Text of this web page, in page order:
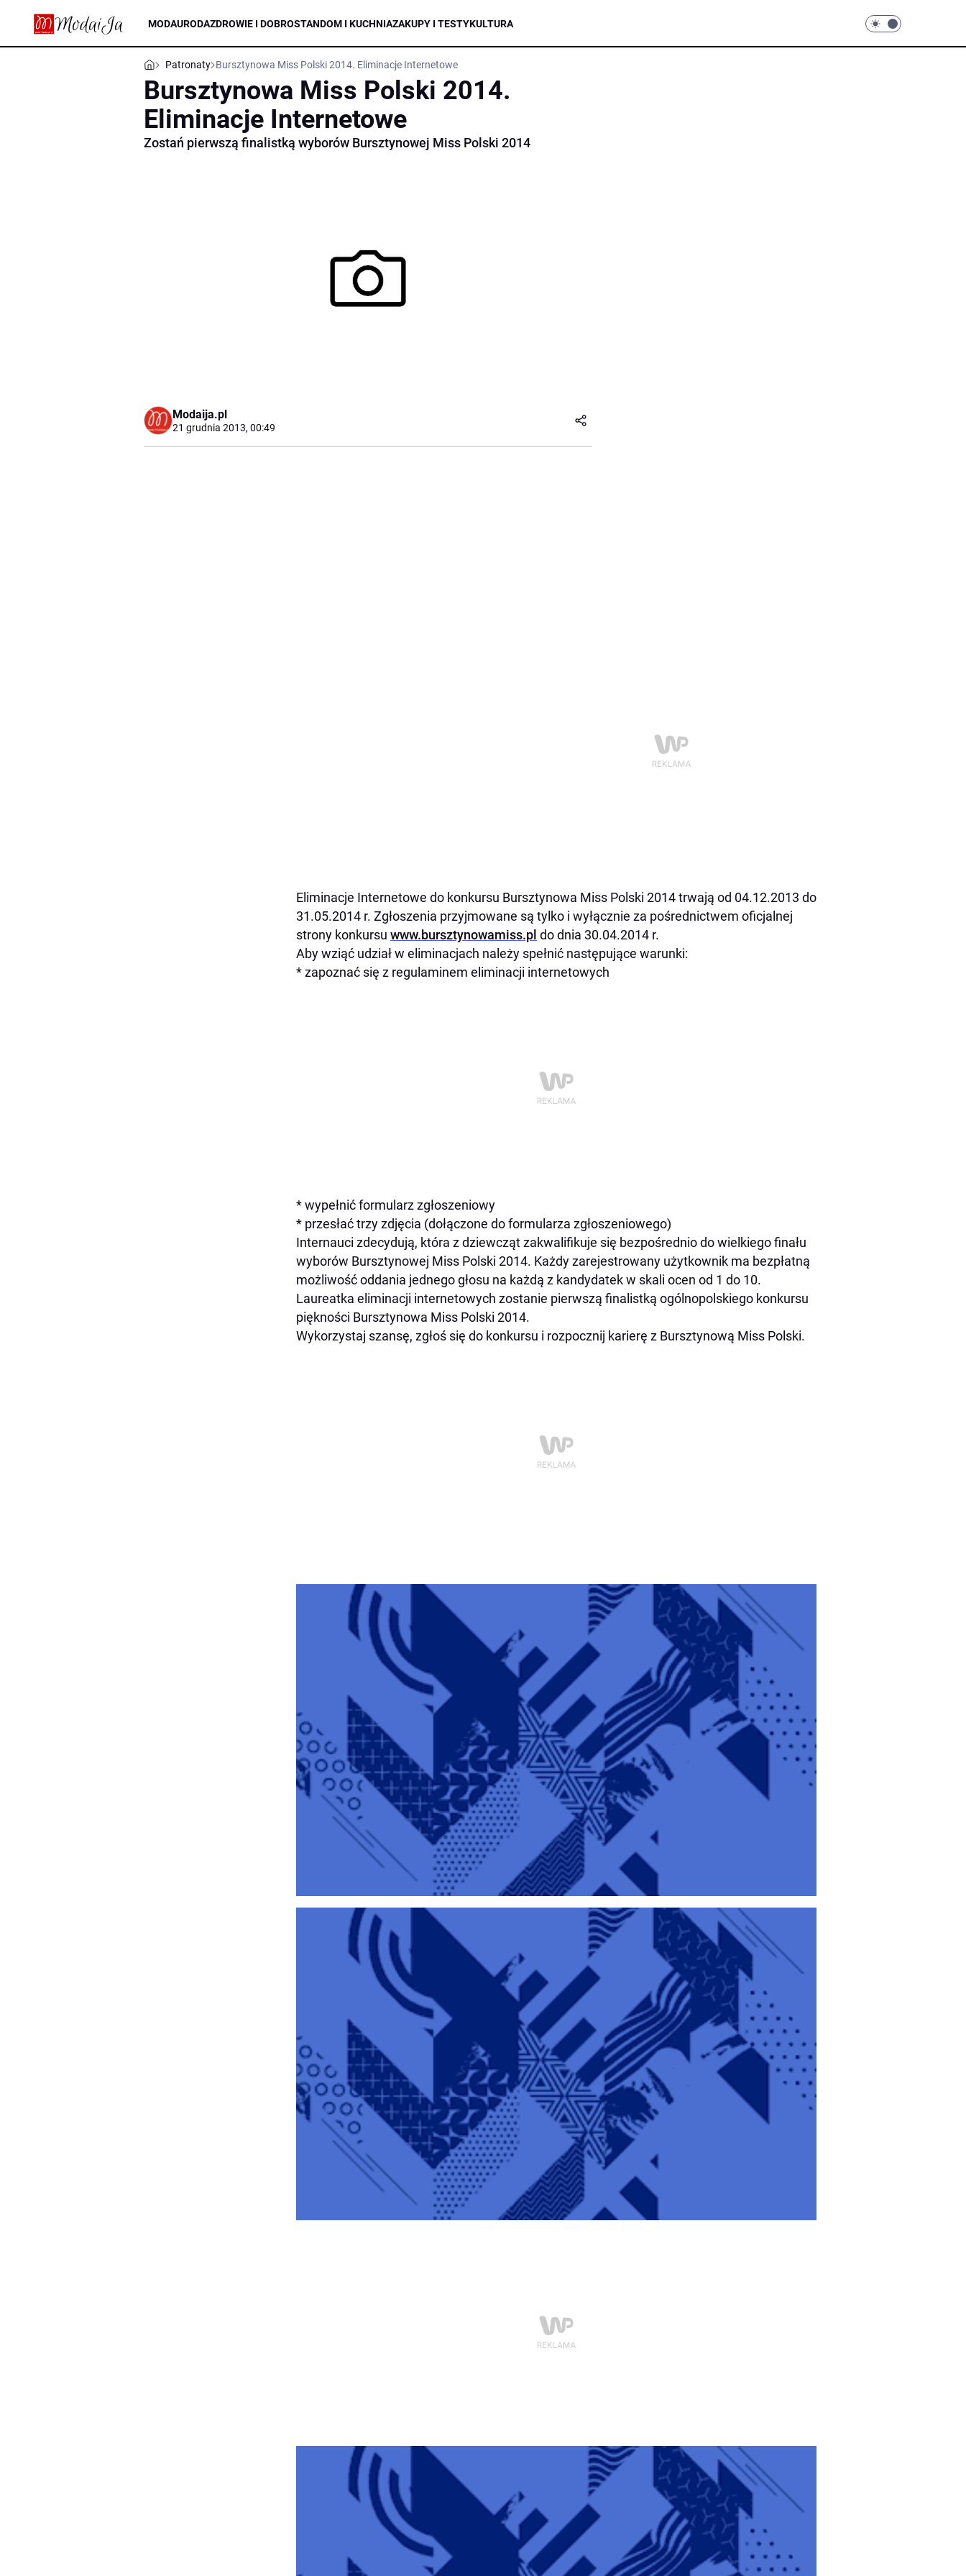
MODAURODAZDROWIE I DOBROSTANDOM I KUCHNIAZAKUPY I TESTYKULTURA
Patronaty Bursztynowa Miss Polski 2014. Eliminacje Internetowe
Bursztynowa Miss Polski 2014.
Eliminacje Internetowe
Zostań pierwszą finalistką wyborów Bursztynowej Miss Polski 2014
Modaija.pl
21 grudnia 2013, 00:49
Eliminacje Internetowe do konkursu Bursztynowa Miss Polski 2014 trwają od 04.12.2013 do
31.05.2014 r. Zgłoszenia przyjmowane są tylko i wyłącznie za pośrednictwem oficjalnej
strony konkursu www.bursztynowamiss.pl do dnia 30.04.2014 r.
Aby wziąć udział w eliminacjach należy spełnić następujące warunki:
*zapoznać się z regulaminem eliminacji internetowych
*wypełnić formularz zgłoszeniowy
* przesłać trzy zdjęcia (dołączone do formularza zgłoszeniowego)
Internauci zdecydują, która z dziewcząt zakwalifikuje się bezpośrednio do wielkiego finału
wyborów Bursztynowej Miss Polski 2014. Każdy zarejestrowany użytkownik ma bezpłatną
możliwość oddania jednego głosu na każdą z kandydatek w skali ocen od 1 do 10.
Laureatka eliminacji internetowych zostanie pierwszą finalistką ogólnopolskiego konkursu
piękności Bursztynowa Miss Polski 2014.
Wykorzystaj szansę, zgłoś się do konkursu i rozpocznij karierę z Bursztynową Miss Polski.